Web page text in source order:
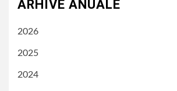
ARHIVE ANUALE
2026
2025
2024